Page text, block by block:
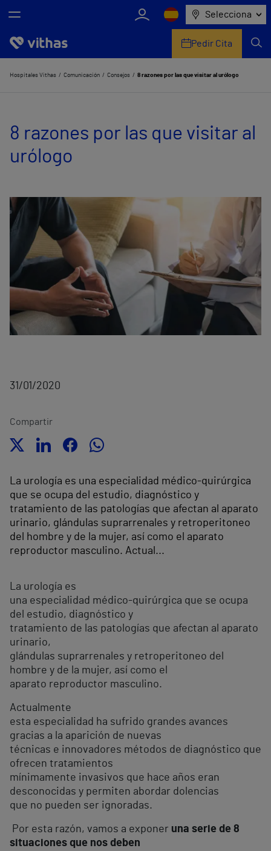
Selecciona
Nosotros
Servicios de salud
Equipo médico y asistencial
Comunicación
Pedir Cita
Hospitales Vithas Comunicación Consejos 8 razones por las que visitar al urólogo
8 razones por las que visitar al
urólogo
31/01/2020
Compartir
La urología es una especialidad médico-quirúrgica
que se ocupa del estudio, diagnóstico y
tratamiento de las patologías que afectan al aparato
urinario, glándulas suprarrenales y retroperitoneo
del hombre y de la mujer, así como el aparato
reproductor masculino. Actual...
La urología es
una especialidad médico-quirúrgica que se ocupa
del estudio, diagnóstico y
tratamiento de las patologías que afectan al aparato
urinario,
glándulas suprarrenales y retroperitoneo del
hombre y de la mujer, así como el
aparato reproductor masculino.
Actualmente
esta especialidad ha sufrido grandes avances
gracias a la aparición de nuevas
técnicas e innovadores métodos de diagnóstico que
ofrecen tratamientos
mínimamente invasivos que hace años eran
desconocidas y permiten abordar dolencias
que no pueden ser ignoradas.
Por esta razón, vamos a exponer una serie de 8
situaciones que nos deben